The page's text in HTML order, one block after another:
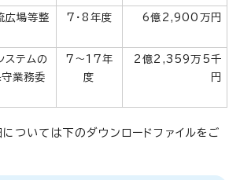
広場等整
7・8年度 6億2,900万円
ステムの
業務委
7～17年
度
2億2,359万5千
円
ついては下のダウンロードファイルをご